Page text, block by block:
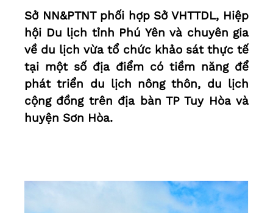
Sở NN&PTNT phối hợp Sở VHTTDL, Hiệp
hội Du lịch tỉnh Phú Yên và chuyên gia
về du lịch vừa tổ chức khảo sát thực tế
tại một số địa điểm có tiềm năng để
phát triển du lịch nông thôn, du lịch
cộng đồng trên địa bàn TP Tuy Hòa và
huyện Sơn Hòa.